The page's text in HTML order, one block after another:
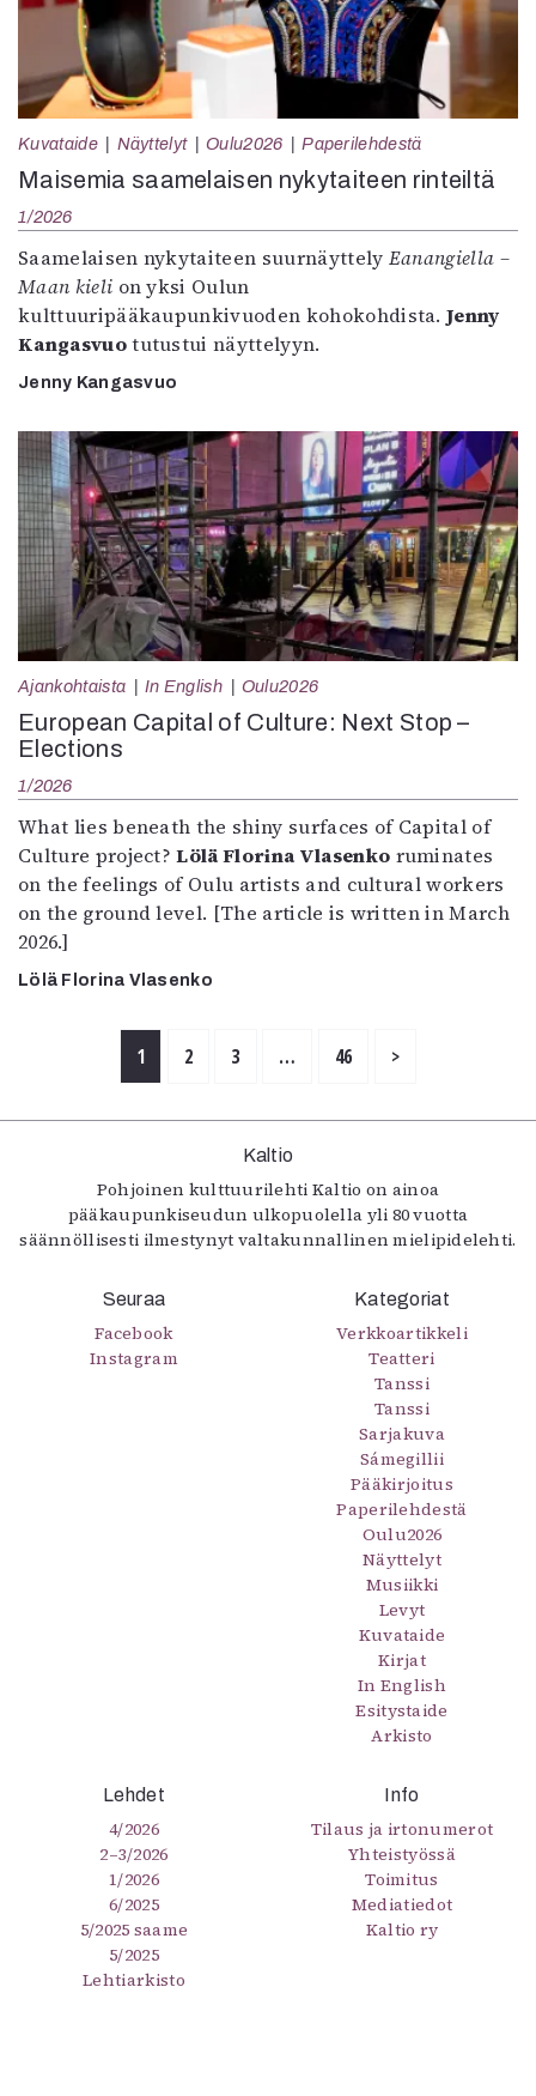
Kuvataide Näyttelyt Oulu2026 Paperilehdestä
Maisemia saamelaisen nykytaiteen rinteiltä
1/2026
Saamelaisen nykytaiteen suurnäyttely Eanangiella –
Maan kieli on yksi Oulun
kulttuuripääkaupunkivuoden kohokohdista.Jenny
Kangasvuotutustui näyttelyyn.
Jenny Kangasvuo
Ajankohtaista In English Oulu2026
European Capital of Culture: Next Stop –
Elections
1/2026
What lies beneath the shiny surfaces of Capital of
Culture project?Lölä Florina Vlasenko ruminates
on the feelings of Oulu artists and cultural workers
on the ground level. [The article is written in March
2026.]
Lölä Florina Vlasenko
1 2 3 … 46 >
Kaltio
Pohjoinen kulttuurilehti Kaltio on ainoa
pääkaupunkiseudun ulkopuolella yli 80 vuotta
säännöllisesti ilmestynyt valtakunnallinen mielipidelehti.
Seuraa
Facebook
Instagram
Kategoriat
Verkkoartikkeli
Teatteri
Tanssi
Tanssi
Sarjakuva
Sámegillii
Pääkirjoitus
Paperilehdestä
Oulu2026
Näyttelyt
Musiikki
Levyt
Kuvataide
Kirjat
In English
Esitystaide
Arkisto
Lehdet
4/2026
2–3/2026
1/2026
6/2025
5/2025 saame
5/2025
Lehtiarkisto
Info
Tilaus ja irtonumerot
Yhteistyössä
Toimitus
Mediatiedot
Kaltio ry